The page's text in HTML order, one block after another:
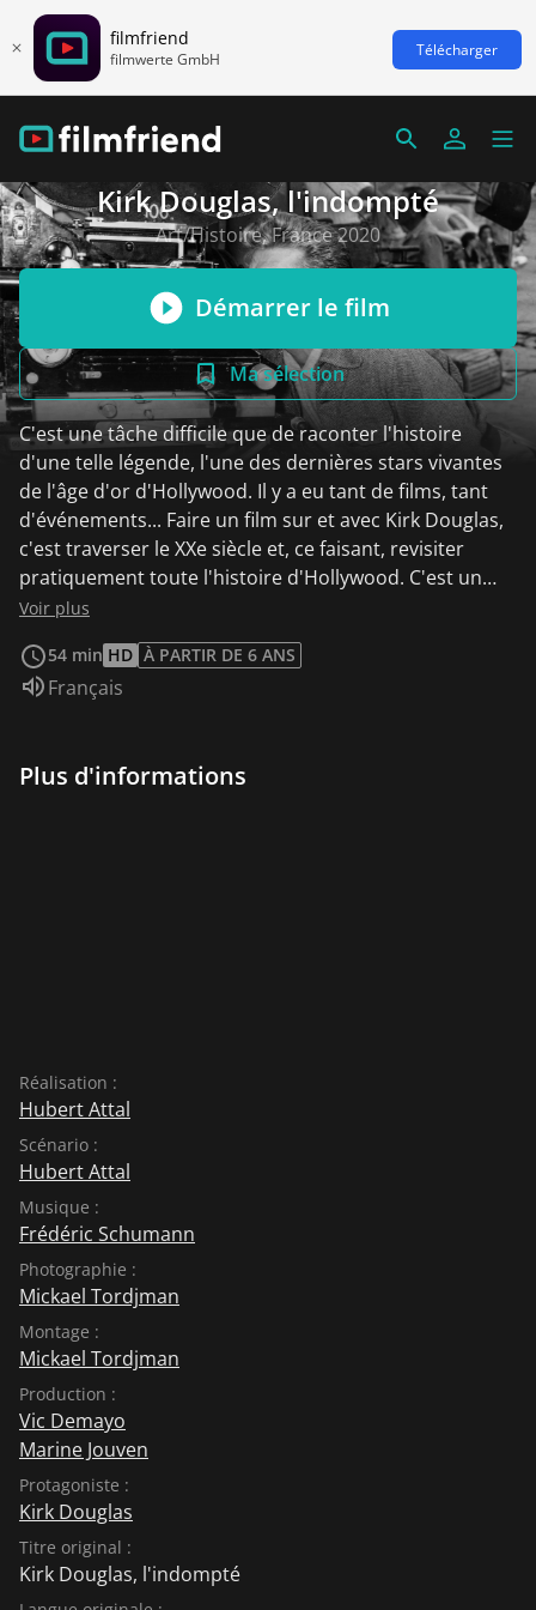
filmfriend
filmwerte GmbH Télécharger
Kirk Douglas, l'indompté
Art/Histoire, France 2020
Démarrer le film
Ma sélection
C'est une tâche difficile que de raconter l'histoire
d'une telle légende, l'une des dernières stars vivantes
de l'âge d'or d'Hollywood. Il y a eu tant de films, tant
d'événements... Faire un film sur et avec Kirk Douglas,
c'est traverser le XXe siècle et, ce faisant, revisiter
pratiquement toute l'histoire d'Hollywood. C'est un
témoignage de l'ampleur de cette vie, et de l'ampleur
Voir plus
54 min HD À PARTIR DE 6 ANS
Audio :
Français
Plus d'informations
Réalisation :
Hubert Attal
Scénario :
Hubert Attal
Musique :
Frédéric Schumann
Photographie :
Mickael Tordjman
Montage :
Mickael Tordjman
Production :
Vic Demayo
Marine Jouven
Protagoniste :
Kirk Douglas
Titre original :
Kirk Douglas, l'indompté